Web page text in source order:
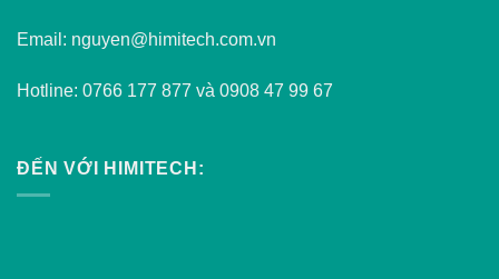
Email: nguyen@himitech.com.vn
Hotline: 0766 177 877 và 0908 47 99 67
ĐẾN VỚI HIMITECH: